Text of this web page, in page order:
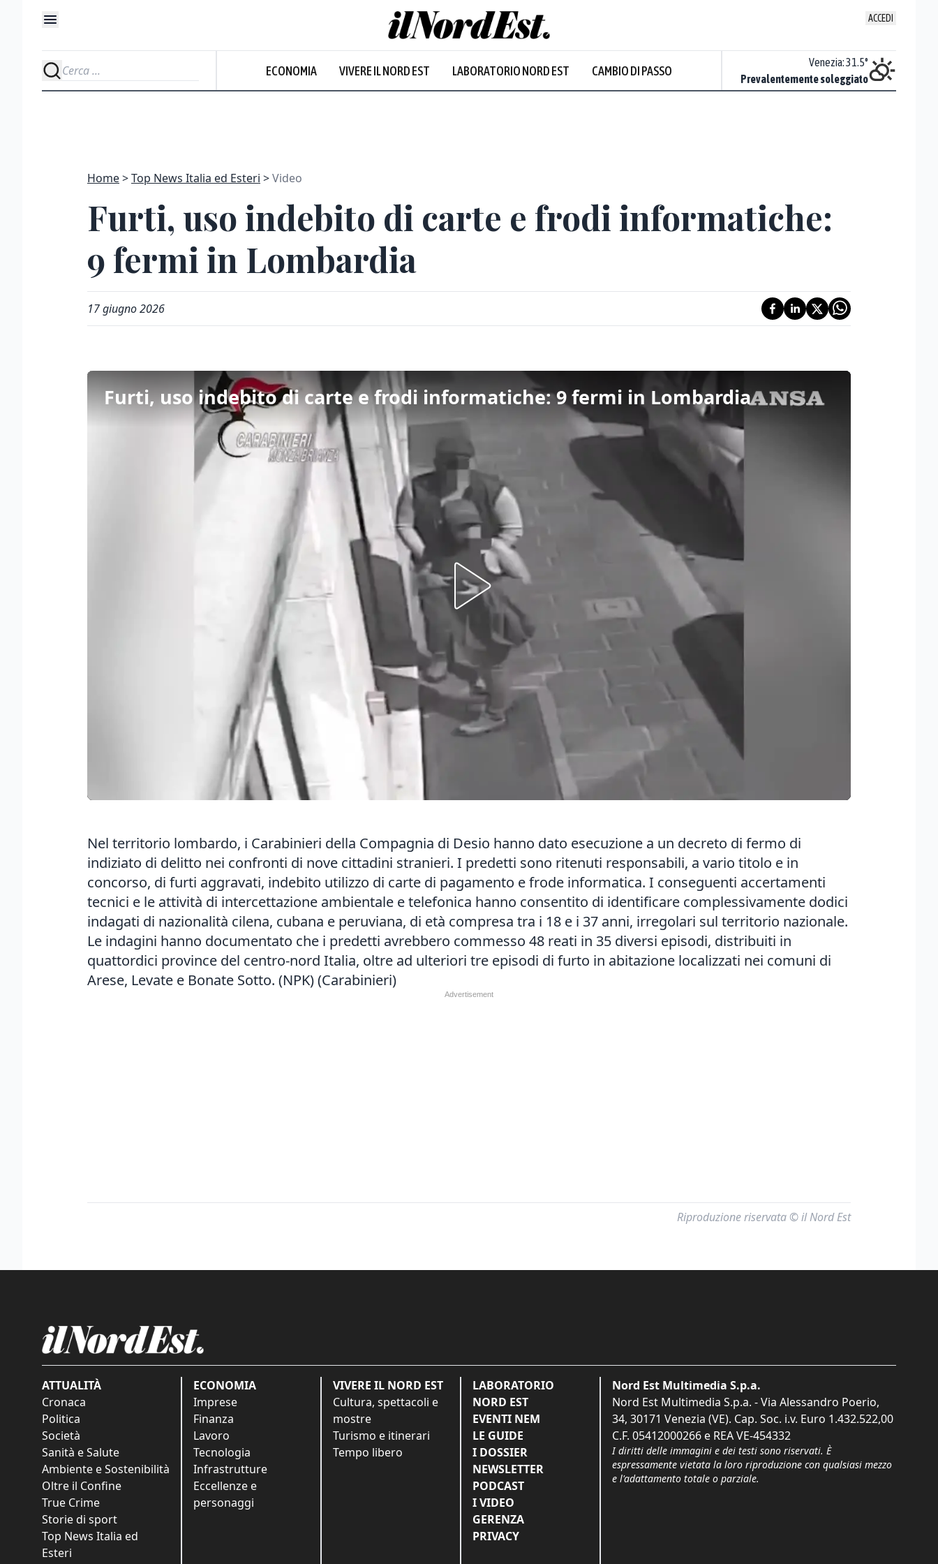
ACCEDI
ECONOMIA VIVERE IL NORD EST LABORATORIO NORD EST CAMBIO DI PASSO
Sereno
Venezia:31.5°
Prevalentemente soleggiato
Home Top News Italia ed Esteri Video
Furti, uso indebito di carte e frodi informatiche:
9 fermi in Lombardia
17 giugno 2026
Furti, uso indebito di carte e frodi informatiche: 9 fermi in Lombardia
Nel territorio lombardo, i Carabinieri della Compagnia di Desio hanno dato esecuzione a un decreto di fermo di
indiziato di delitto nei confronti di nove cittadini stranieri. I predetti sono ritenuti responsabili, a vario titolo e in
concorso, di furti aggravati, indebito utilizzo di carte di pagamento e frode informatica. I conseguenti accertamenti
tecnici e le attività di intercettazione ambientale e telefonica hanno consentito di identificare complessivamente dodici
indagati di nazionalità cilena, cubana e peruviana, di età compresa tra i 18 e i 37 anni, irregolari sul territorio nazionale.
Le indagini hanno documentato che i predetti avrebbero commesso 48 reati in 35 diversi episodi, distribuiti in
quattordici province del centro-nord Italia, oltre ad ulteriori tre episodi di furto in abitazione localizzati nei comuni di
Arese, Levate e Bonate Sotto. (NPK) (Carabinieri)
Riproduzione riservata © il Nord Est
ATTUALITÀ
Cronaca
Politica
Società
Sanità e Salute
Ambiente e Sostenibilità
Oltre il Confine
True Crime
Storie di sport
Top News Italia ed
Esteri
ECONOMIA
Imprese
Finanza
Lavoro
Tecnologia
Infrastrutture
Eccellenze e
personaggi
VIVERE IL NORD EST
Cultura, spettacoli e
mostre
Turismo e itinerari
Tempo libero
LABORATORIO
NORD EST
EVENTI NEM
LE GUIDE
I DOSSIER
NEWSLETTER
PODCAST
I VIDEO
GERENZA
PRIVACY
Nord Est Multimedia S.p.a.
Nord Est Multimedia S.p.a. - Via Alessandro Poerio,
34, 30171 Venezia (VE). Cap. Soc. i.v. Euro 1.432.522,00
C.F. 05412000266 e REA VE-454332
I diritti delle immagini e dei testi sono riservati. È
espressamente vietata la loro riproduzione con qualsiasi mezzo
e l'adattamento totale o parziale.